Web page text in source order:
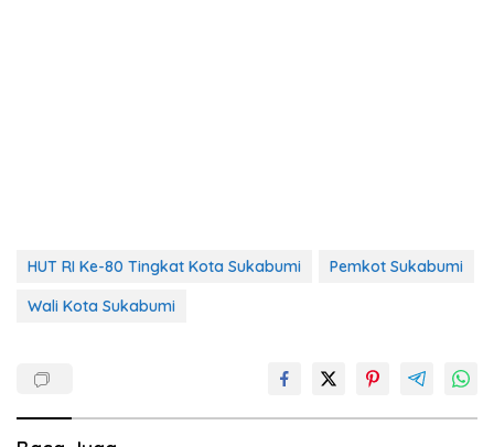
HUT RI Ke-80 Tingkat Kota Sukabumi
Pemkot Sukabumi
Wali Kota Sukabumi